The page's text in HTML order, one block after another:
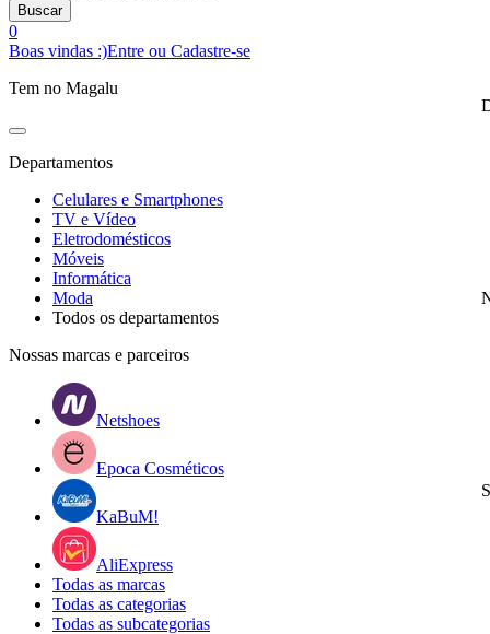
Buscar
0
Boas vindas :)Entre ou Cadastre-se
Tem no Magalu
Departamentos
Celulares e Smartphones
TV e Vídeo
Eletrodomésticos
Móveis
Informática
Moda
Todos os departamentos
Nossas marcas e parceiros
Netshoes
Epoca Cosméticos
KaBuM!
AliExpress
Todas as marcas
Todas as categorias
Todas as subcategorias